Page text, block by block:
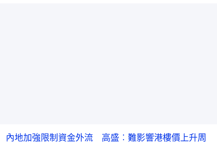
內地加強限制資金外流 高盛︰難影響港樓價上升周